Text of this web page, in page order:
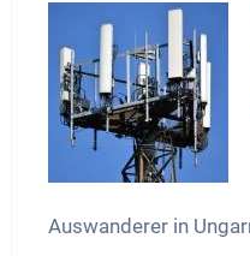
Auswanderer in